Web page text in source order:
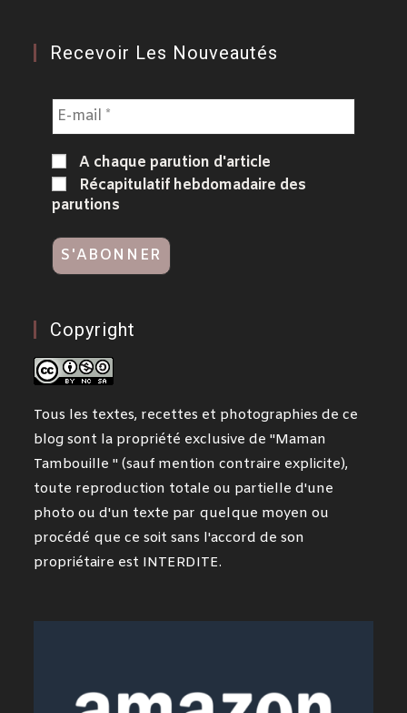
Recevoir Les Nouveautés
A chaque parution d'article
Récapitulatif hebdomadaire des
parutions
Copyright
Tous les textes, recettes et photographies de ce
blog sont la propriété exclusive de "Maman
Tambouille " (sauf mention contraire explicite),
toute reproduction totale ou partielle d'une
photo ou d'un texte par quelque moyen ou
procédé que ce soit sans l'accord de son
propriétaire est INTERDITE.